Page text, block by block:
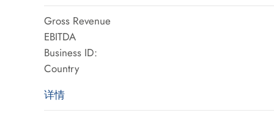
Gross Revenue
EBITDA
Business ID:
Country
详情